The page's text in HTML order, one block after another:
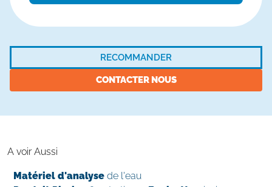
RECOMMANDER
CONTACTER NOUS
A voir Aussi
Matériel d'analyse de l'eau